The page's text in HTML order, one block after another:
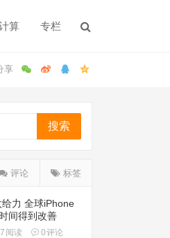
算 专栏
搜索
评论 标签
给力 全球iPhone
间得到改善
阅读 0评论